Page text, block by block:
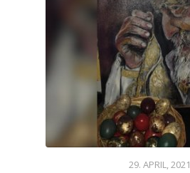
29. APRIL, 2021